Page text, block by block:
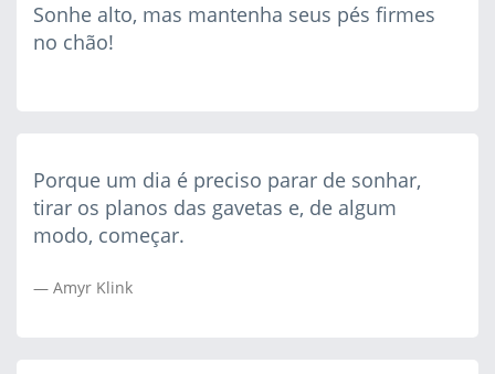
Sonhe alto, mas mantenha seus pés firmes
no chão!
Porque um dia é preciso parar de sonhar,
tirar os planos das gavetas e, de algum
modo, começar.
Amyr Klink